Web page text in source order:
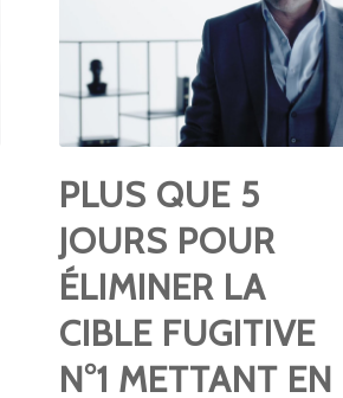
PLUS QUE 5
JOURS POUR
ÉLIMINER LA
CIBLE FUGITIVE
N°1 METTANT EN